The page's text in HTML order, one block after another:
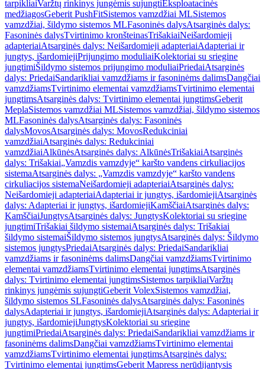
tarpikliaiVaržtų rinkinys jungėmis sujungtiEksploatacinės
medžiagosGeberit PushFitSistemos vamzdžiai MLSistemos
vamzdžiai, šildymo sistemos MLFasoninės dalysAtsarginės dalys:
Fasoninės dalysTvirtinimo kronšteinasTrišakiaiNeišardomieji
adapteriaiAtsarginės dalys: Neišardomieji adapteriaiAdapteriai ir
jungtys, išardomiejiPrijungimo moduliaiKolektoriai su sriegine
jungtimiŠildymo sistemos prijungimo moduliaiPriedaiAtsarginės
dalys: PriedaiSandarikliai vamzdžiams ir fasoninėms dalimsDangčiai
vamzdžiamsTvirtinimo elementai vamzdžiamsTvirtinimo elementai
jungtimsAtsarginės dalys: Tvirtinimo elementai jungtimsGeberit
MeplaSistemos vamzdžiai MLSistemos vamzdžiai, šildymo sistemos
MLFasoninės dalysAtsarginės dalys: Fasoninės
dalysMovosAtsarginės dalys: MovosRedukciniai
vamzdžiaiAtsarginės dalys: Redukciniai
vamzdžiaiAlkūnėsAtsarginės dalys: AlkūnėsTrišakiaiAtsarginės
dalys: Trišakiai„Vamzdis vamzdyje“ karšto vandens cirkuliacijos
sistemaAtsarginės dalys: „Vamzdis vamzdyje“ karšto vandens
cirkuliacijos sistemaNeišardomieji adapteriaiAtsarginės dalys:
Neišardomieji adapteriaiAdapteriai ir jungtys, išardomiejiAtsarginės
dalys: Adapteriai ir jungtys, išardomiejiKamščiaiAtsarginės dalys:
KamščiaiJungtysAtsarginės dalys: JungtysKolektoriai su sriegine
jungtimiTrišakiai šildymo sistemaiAtsarginės dalys: Trišakiai
šildymo sistemaiŠildymo sistemos jungtysAtsarginės dalys: Šildymo
sistemos jungtysPriedaiAtsarginės dalys: PriedaiSandarikliai
vamzdžiams ir fasoninėms dalimsDangčiai vamzdžiamsTvirtinimo
elementai vamzdžiamsTvirtinimo elementai jungtimsAtsarginės
dalys: Tvirtinimo elementai jungtimsSistemos tarpikliaiVaržtų
rinkinys jungėmis sujungtiGeberit VolexSistemos vamzdžiai,
šildymo sistemos SLFasoninės dalysAtsarginės dalys: Fasoninės
dalysAdapteriai ir jungtys, išardomiejiAtsarginės dalys: Adapteriai ir
jungtys, išardomiejiJungtysKolektoriai su sriegine
jungtimiPriedaiAtsarginės dalys: PriedaiSandarikliai vamzdžiams ir
fasoninėms dalimsDangčiai vamzdžiamsTvirtinimo elementai
vamzdžiamsTvirtinimo elementai jungtimsAtsarginės dalys:
Tvirtinimo elementai jungtimsGeberit Mapress nerūdijantysis